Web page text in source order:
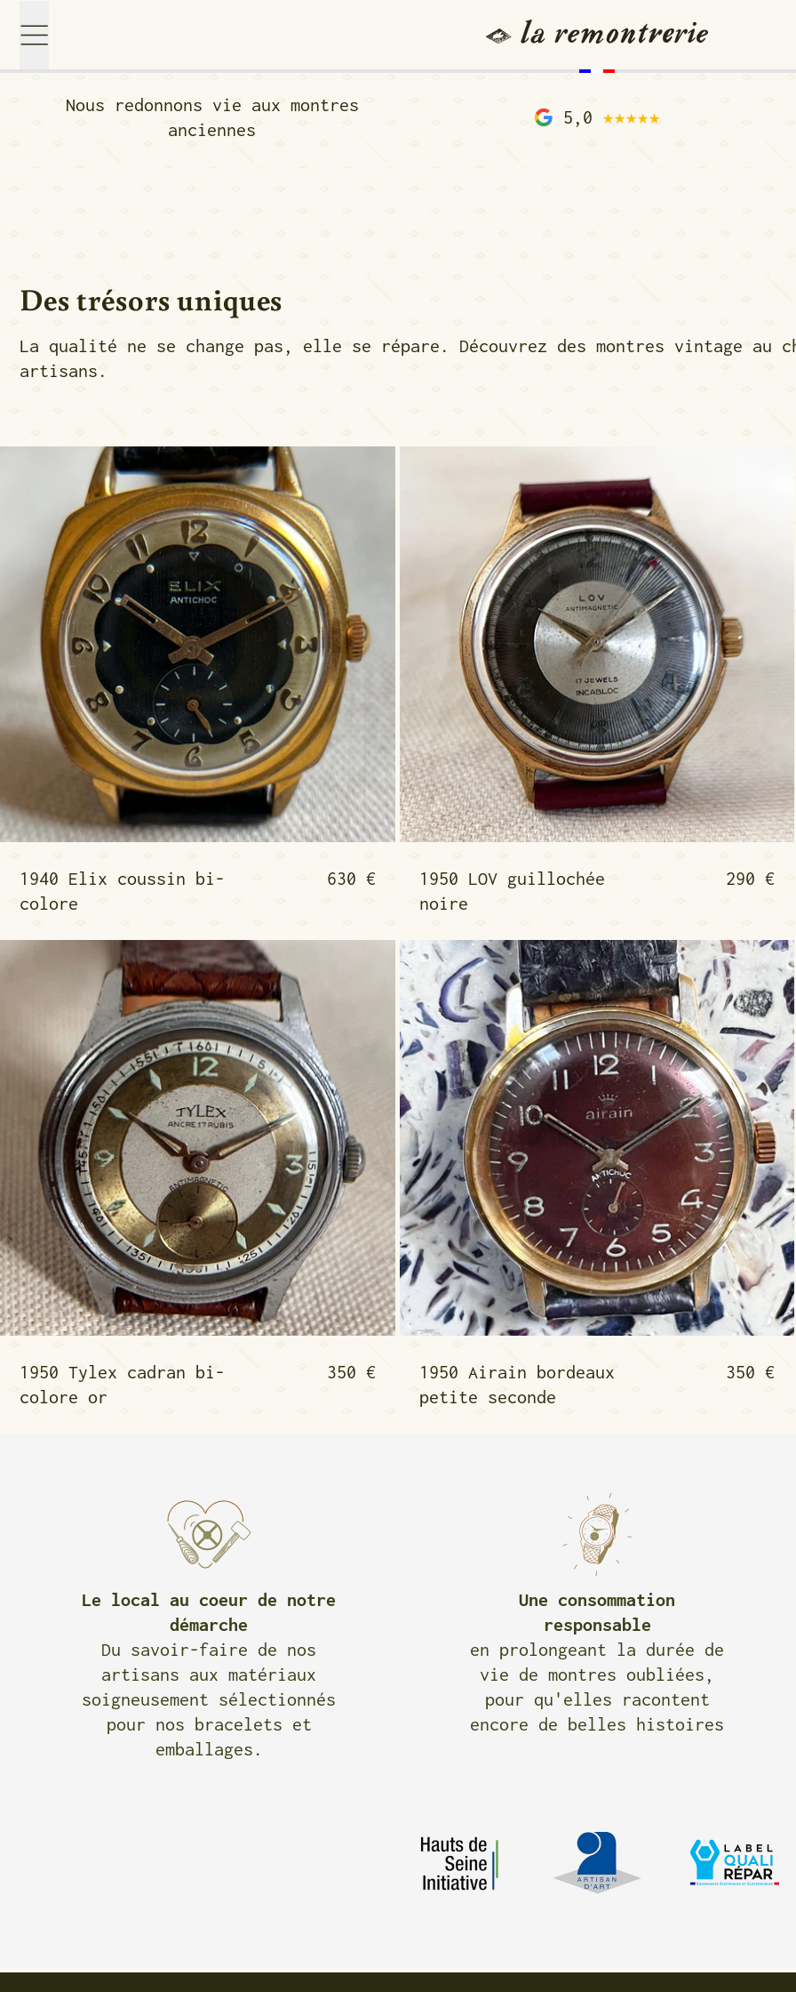
Menu
Nous redonnons vie aux montres
anciennes
5,0 ★★★★★
Des trésors uniques
La qualité ne se change pas, elle se répare. Découvrez des montres vintage au
artisans.
1940 Elix coussin bi-colore
1940 Elix coussin bi-
colore
630 €
1950 LOV guillochée
noire
290 €
1950 Tylex cadran bi-colore or
1950 Tylex cadran bi-
colore or
350 €
1950 Airain
1950 Airain bordeaux
petite seconde
350 €
Le local au coeur de notre
démarche
Du savoir-faire de nos
artisans aux matériaux
soigneusement sélectionnés
pour nos bracelets et
emballages.
Une consommation
responsable
en prolongeant la durée de
vie de montres oubliées,
pour qu'elles racontent
encore de belles histoires